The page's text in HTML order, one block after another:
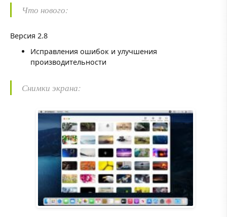
Что нового:
Версия 2.8
Исправления ошибок и улучшения
производительности
Снимки экрана: